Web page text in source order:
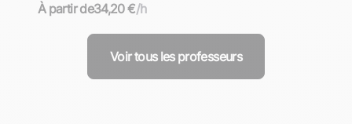
À partir de34,20 €/h
Voir tous les professeurs